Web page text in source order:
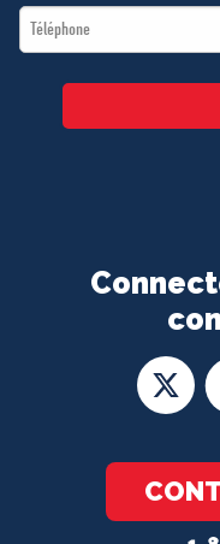
Téléphone
*